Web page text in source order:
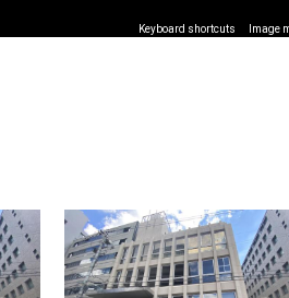
Keyboard shortcuts Image